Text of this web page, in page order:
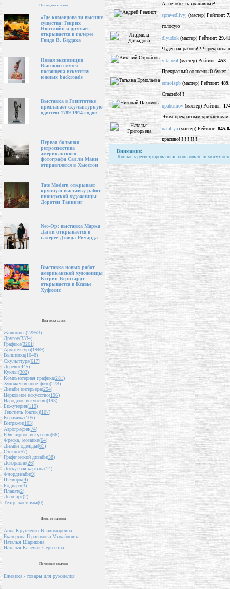
Последние статьи
«Где командовали высшие
существа: Генрих
Нюссляйн и друзья»
открывается в галерее
Гвидо В. Баудаха
Новая экспозиция
Высокого музея
посвящена искусству
южных backroads
Выставка в Глиптотеке
предлагает скульптурную
одиссею 1789-1914 годов
Первая большая
ретроспектива
американского
фотографа Салли Манн
отправляется в Хьюстон
Tate Modern открывает
крупную выставку работ
пионерской художницы
Доротеи Таннинг
Neo-Op: выставка Марка
Дагли открывается в
галерее Дэвида Ричарда
Выставка новых работ
американской художницы
Кэтрин Бернхардт
открывается в Ксавье
Хуфкенс
Вид искусства
Живопись(22953)
Другое(3334)
Графика(3261)
Архитектура(1969)
Вышивка(1048)
Скульптура(617)
Дерево(445)
Куклы(302)
Компьютерная графика(281)
Художественное фото(273)
Дизайн интерьера(254)
Церковное искусство(196)
Народное искусство(193)
Бижутерия(119)
Текстиль (батик)(107)
Керамика(105)
Витражи(103)
Аэрография(74)
Ювелирное искусство(66)
Фреска, мозаика(64)
Дизайн одежды(61)
Стекло(57)
Графический дизайн(38)
Декорации(26)
Лоскутная картина(14)
Флордизайн(9)
Пэчворк(4)
Бодиарт(3)
Плакат(2)
Ленд-арт(2)
Театр. костюмы(0)
День рождения
Анна Крупченко Владимировна
Екатерина Герасимова Михайловна
Наталья Шарикова
Наталья Каленик Сергеевна
Полезные ссылки
Ежевика - товары для рукоделия
А..не объять их-дивные!!
spravedlivyj (мастер) Рейтинг:
голосую
dlyudok (мастер) Рейтинг: 29.41
Чудесная работа!!!!!Прекрасна
vitalreal (мастер) Рейтинг: 453
Прекрасный солнечный букет !
ermolspb (мастер) Рейтинг:
Спасибо!!!
npahomov (мастер) Рейтинг:
Этим прекрасным
nataliya (мастер) Рейтинг:
красиво!!!!!!!!!!!!
Внимание:
Только зарегистрированные пользователи могут